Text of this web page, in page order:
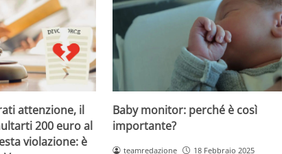
attenzione, il
200 euro al
violazione: è
Baby monitor: perché è così
importante?
teamredazione 18 Febbraio 2025